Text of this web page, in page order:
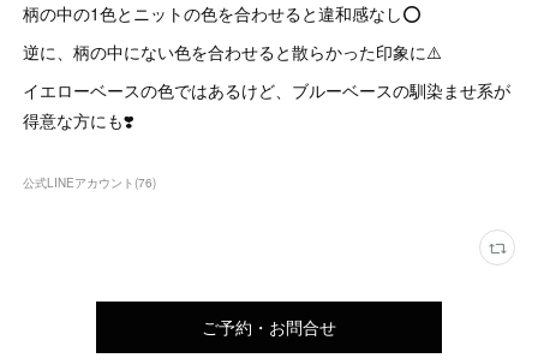
柄の中の1色とニットの色を合わせると違和感なし⭕️
逆に、柄の中にない色を合わせると散らかった印象に⚠️
イエローベースの色ではあるけど、ブルーベースの馴染ませ系が
得意な方にも❣️
公式LINEアカウント(76)
ご予約・お問合せ